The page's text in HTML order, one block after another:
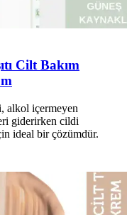
Cilt Bakım
alkol içermeyen
giderirken cildi
ideal bir çözümdür.